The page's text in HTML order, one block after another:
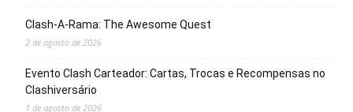
Clash-A-Rama: The Awesome Quest
2 de agosto de 2026
Evento Clash Carteador: Cartas, Trocas e Recompensas no
Clashiversário
1 de agosto de 2026